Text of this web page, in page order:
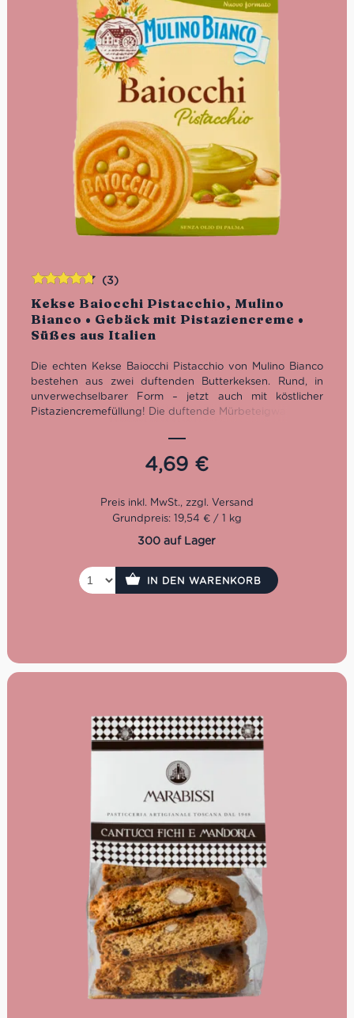
Kekse Baiocchi Pistacchio, Mulino
Bianco • Gebäck mit Pistaziencreme •
Süßes aus Italien
(3)
Die echten Kekse Baiocchi Pistacchio von Mulino Bianco
bestehen aus zwei duftenden Butterkeksen. Rund, in
unverwechselbarer Form – jetzt auch mit köstlicher
Pistaziencremefüllung! Die duftende Mürbeteigwaffel der
Pistaziencreme. Ein innovativer und schmackhafter
Geschmacksmix, der Dich beim ersten Bissen überzeugt.
Du findest sie in 6 praktischen Einzelportionen von 3
einen Snack außer Haus!
Praktisch verpackt
Ideal zu Kaffee und Kuchen
4,69 €
Bewertet
mit4.67
von 5
Grundpreis: 19,54 € / 1 kg
300 auf Lager
IN DEN WARENKORB